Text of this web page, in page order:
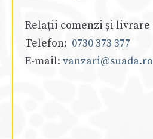
Relații comenzi și livrare
Telefon: 0730 373 377
E-mail: vanzari@suada.ro